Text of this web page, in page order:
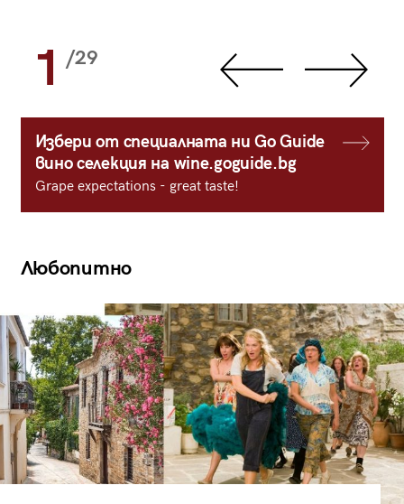
1 /29
Избери от специалната ни Go Guide
вино селекция на wine.goguide.bg
Grape expectations - great taste!
Любопитно